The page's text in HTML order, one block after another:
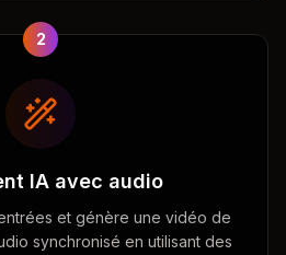
2
IA avec audio
et génère une vidéo de
synchronisé en utilisant des